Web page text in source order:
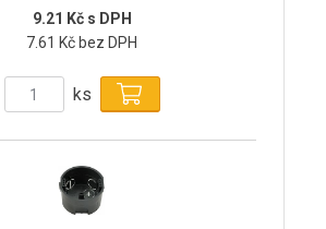
9.21 Kč s DPH
7.61 Kč bez DPH
ks